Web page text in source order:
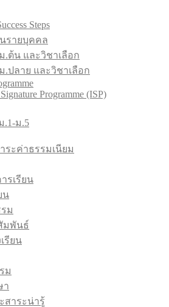
Steps
รายบุคคล
.ต้น และวิชาเลือก
.ปลาย และวิชาเลือก
Programme (ISP)
.1-ม.5
ระค่าธรรมเนียม
รเรียน
น
ม
มพันธ์
รียน
ม
า
สาระน่ารู้